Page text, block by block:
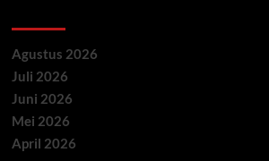
Agustus 2026
Juli 2026
Juni 2026
Mei 2026
April 2026